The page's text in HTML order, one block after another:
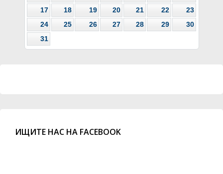
17
18 19 20 21 22
23
24
25 26 27 28 29
30
31
ИЩИТЕ НАС НА FACEBOOK